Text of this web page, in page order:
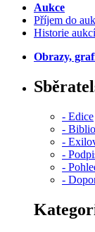
Aukce
Příjem do
Historie aukcí
Obrazy,
- Edice
-
-
-
-
-